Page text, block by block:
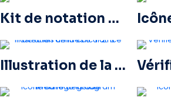
Kit de notation par étoiles UX/UI
Illustration de la calculatrice avec les chiffres 0-1-2-3